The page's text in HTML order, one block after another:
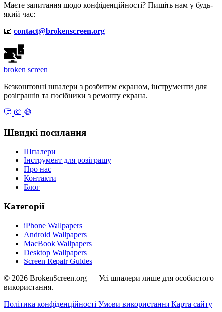
Маєте запитання щодо конфіденційності? Пишіть нам у будь-
який час:
📧 contact@brokenscreen.org
broken screen
Безкоштовні шпалери з розбитим екраном, інструменти для
розіграшів та посібники з ремонту екрана.
Швидкі посилання
Шпалери
Інструмент для розіграшу
Про нас
Контакти
Блог
Категорії
iPhone Wallpapers
Android Wallpapers
MacBook Wallpapers
Desktop Wallpapers
Screen Repair Guides
© 2026 BrokenScreen.org — Усі шпалери лише для особистого
використання.
Політика конфіденційності Умови використання Карта сайту